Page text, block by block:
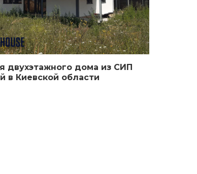
двухэтажного дома из СИП
в Киевской области